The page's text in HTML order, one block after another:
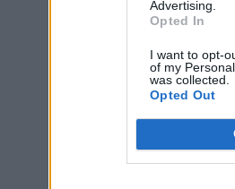
Advertising.
Opted In
I want to opt-
of my
was collected.
Opted Out